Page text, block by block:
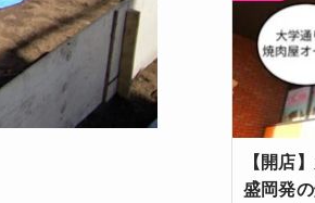
【開店
盛岡発